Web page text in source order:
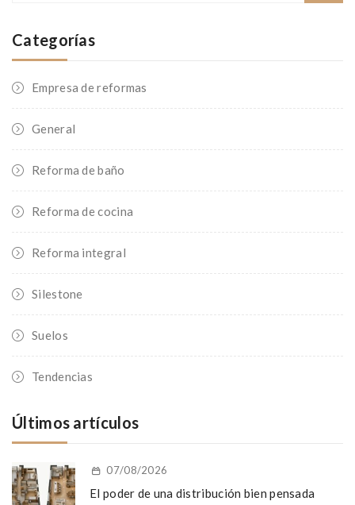
Categorías
Empresa de reformas
General
Reforma de baño
Reforma de cocina
Reforma integral
Silestone
Suelos
Tendencias
Últimos artículos
07/08/2026
El poder de una distribución bien pensada